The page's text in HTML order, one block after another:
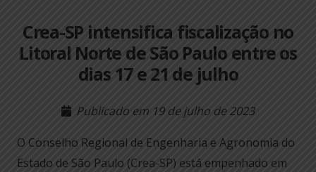
Crea-SP intensifica fiscalização no
Litoral Norte de São Paulo entre os
dias 17 e 21 de julho
Publicado em 19 de julho de 2023
O Conselho Regional de Engenharia e Agronomia do
Estado de São Paulo (Crea-SP) está empenhado em